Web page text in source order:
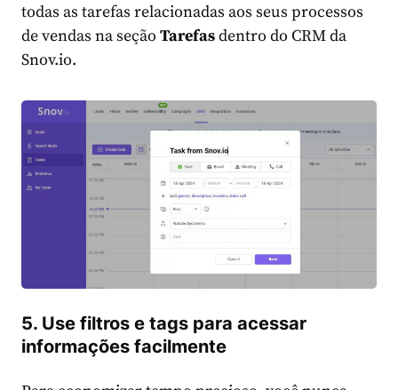
todas as tarefas relacionadas aos seus processos
de vendas na seção Tarefasdentro do CRM da
Snov.io.
5. Use filtros e tags para acessar
informações facilmente